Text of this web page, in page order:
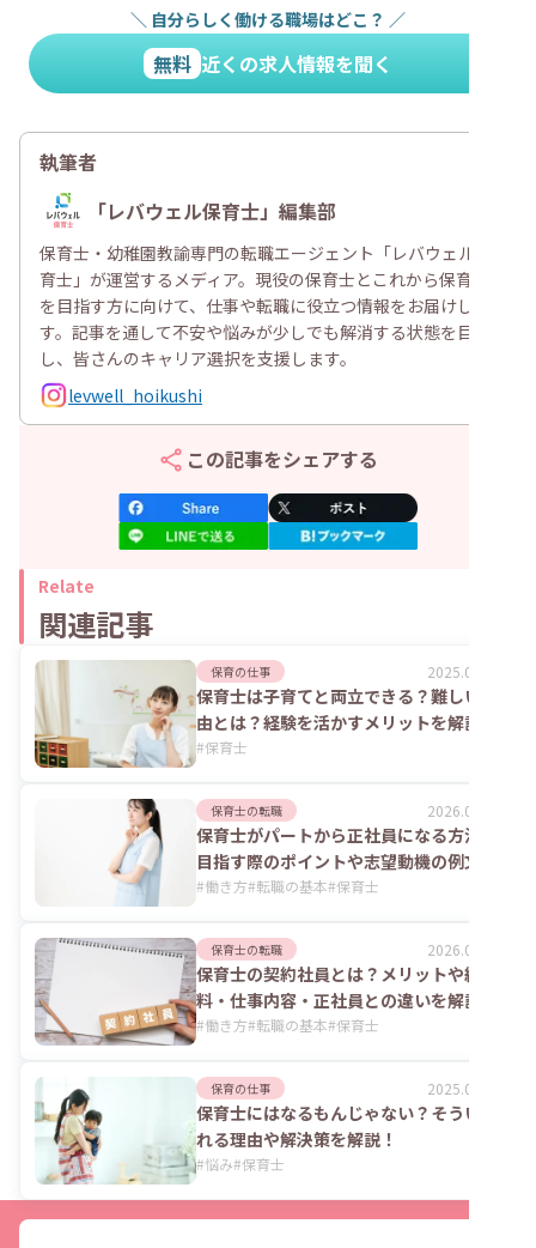
＼ 自分らしく働ける職場はどこ？ ／
無料 近くの求人情報を聞く
執筆者
「レバウェル保育士」編集部
保育士・幼稚園教諭専門の転職エージェント「レバウェル保
育士」が運営するメディア。現役の保育士とこれから保育士
を目指す方に向けて、仕事や転職に役立つ情報をお届けしま
す。記事を通して不安や悩みが少しでも解消する状態を目指
し、皆さんのキャリア選択を支援します。
levwell_hoikushi
この記事をシェアする
Relate
関連記事
保育の仕事 2025.07.23
保育士は子育てと両立できる？難しい理
由とは？経験を活かすメリットを解説
#保育士
保育士の転職 2026.06.16
保育士がパートから正社員になる方法！
目指す際のポイントや志望動機の例文
#働き方#転職の基本#保育士
保育士の転職 2026.06.11
保育士の契約社員とは？メリットや給
料・仕事内容・正社員との違いを解説
#働き方#転職の基本#保育士
保育の仕事 2025.06.17
保育士にはなるもんじゃない？そういわ
れる理由や解決策を解説！
#悩み#保育士